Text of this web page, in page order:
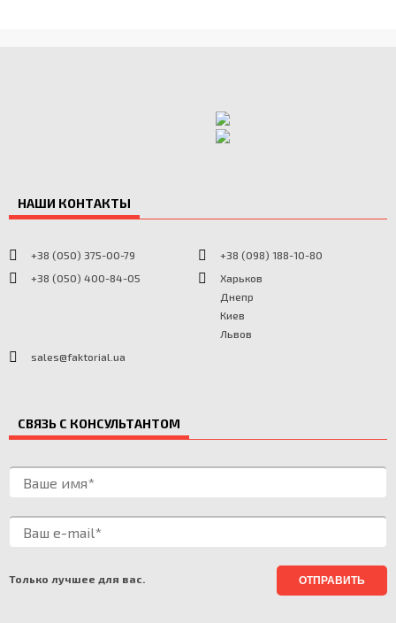
НАШИ КОНТАКТЫ
+38 (050) 375-00-79
+38 (098) 188-10-80
+38 (050) 400-84-05
Харьков
Днепр
Киев
Львов
sales@faktorial.ua
СВЯЗЬ С КОНСУЛЬТАНТОМ
Только лучшее для вас.